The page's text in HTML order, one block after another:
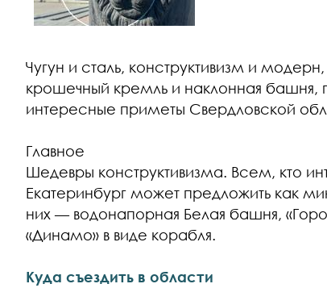
Чугун и сталь, конструктивизм и
крошечный кремль и наклонная
интересные приметы Свердловской
Главное
Шедевры конструктивизма. Всем, кто
Екатеринбург может предложить как
них — водонапорная Белая башня,
«Динамо» в виде корабля.
Куда съездить в области